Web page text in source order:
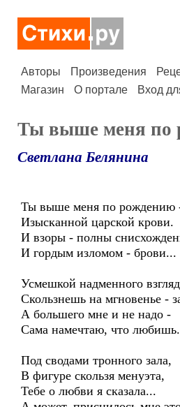
Авторы Произведения
Магазин
О портале Вход
Ты выше меня по
Светлана Белянина
Ты выше меня по рождению
Изысканной царской крови.
И взоры - полны
И гордым изломом - брови...
Усмешкой надменного
Скользнешь на мгновенье -
А большего мне и не надо -
Сама намечтаю, что любишь.
Под сводами тронного зала,
В фигуре скользя менуэта,
Тебе о любви я сказала...